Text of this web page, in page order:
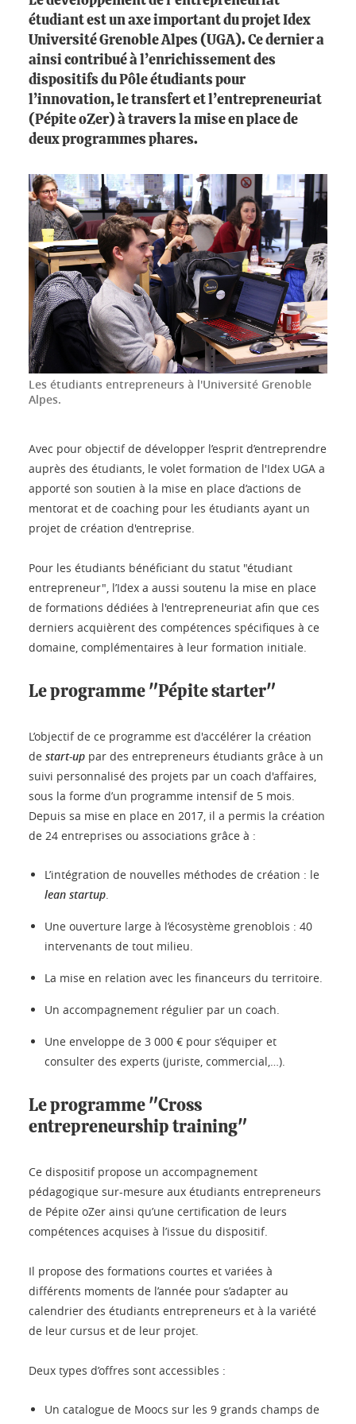
étudiant est un axe important du projet Idex
Université Grenoble Alpes (UGA). Ce dernier a
ainsi contribué à l’enrichissement des
dispositifs du Pôle étudiants pour
l’innovation, le transfert et l’entrepreneuriat
(Pépite oZer) à travers la mise en place de
deux programmes phares.
Les étudiants entrepreneurs à l'Université Grenoble
Alpes.
Avec pour objectif de développer l’esprit d’entreprendre
auprès des étudiants, le volet formation de l'Idex UGA a
apporté son soutien à la mise en place d’actions de
mentorat et de coaching pour les étudiants ayant un
projet de création d'entreprise.
Pour les étudiants bénéficiant du statut "étudiant
entrepreneur", l’Idex a aussi soutenu la mise en place
de formations dédiées à l'entrepreneuriat afin que ces
derniers acquièrent des compétences spécifiques à ce
domaine, complémentaires à leur formation initiale.
Le programme "Pépite starter"
L’objectif de ce programme est d'accélérer la création
de start-up par des entrepreneurs étudiants grâce à un
suivi personnalisé des projets par un coach d'affaires,
sous la forme d’un programme intensif de 5 mois.
Depuis sa mise en place en 2017, il a permis la création
de 24 entreprises ou associations grâce à :
L’intégration de nouvelles méthodes de création : le
lean startup
Une ouverture large à l’écosystème grenoblois : 40
intervenants de tout milieu.
La mise en relation avec les financeurs du territoire.
Un accompagnement régulier par un coach.
Une enveloppe de 3 000 € pour s’équiper et
consulter des experts (juriste, commercial,…).
Le programme "Cross
entrepreneurship training"
Ce dispositif propose un accompagnement
pédagogique sur-mesure aux étudiants entrepreneurs
de Pépite oZer ainsi qu’une certification de leurs
compétences acquises à l’issue du dispositif.
Il propose des formations courtes et variées à
différents moments de l’année pour s’adapter au
calendrier des étudiants entrepreneurs et à la variété
de leur cursus et de leur projet.
Deux types d’offres sont accessibles :
Un catalogue de Moocs sur les 9 grands champs de